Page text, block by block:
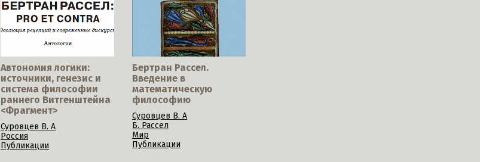
Автономия логики:
источники, генезис и
система философии
раннего Витгенштейна
<Фрагмент>
Суровцев В. А
Россия
Публикации
Бертран Рассел.
Введение в
математическую
философию
Суровцев В. А
Б. Рассел
Мир
Публикации